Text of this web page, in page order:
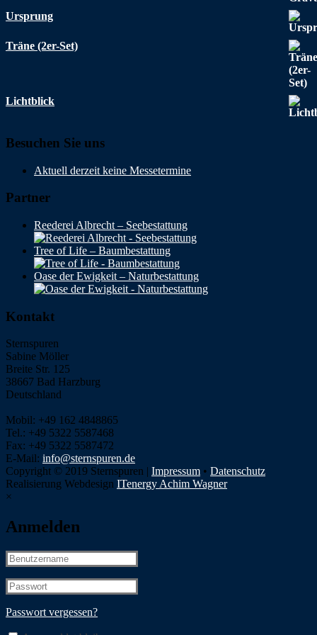
Ursprung
Träne (2er-Set)
Lichtblick
Besuchen Sie uns
Aktuell derzeit keine Messetermine
Partner
Reederei Albrecht – Seebestattung
Tree of Life – Baumbestattung
Oase der Ewigkeit – Naturbestattung
Kontakt
Sternspuren
Sabine Möller
Breite Str. 125
38667 Bad Harzburg
Deutschland
Mobil: +49 162 4848865
Tel.: +49 5322 5587468
Fax: +49 5322 5587472
E-Mail: info@sternspuren.de
Copyright © 2019 Sternspuren | Impressum • Datenschutz
Realisierung Webdesign ITenergy Achim Wagner
×
Anmelden
Passwort vergessen?